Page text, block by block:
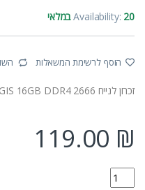
Availability: 20 במלאי
הוסף לרשימת המשאלות
זכרון לנייח G SKILL F4-2666C19S-16GIS 16GB DDR4 2666
119.00 ₪
F4-2666C19S-16GIS quantity